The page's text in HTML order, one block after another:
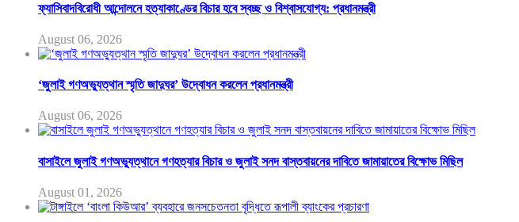
ফ্যাসিবাদবিরোধী আন্দোলনে হত্যাকাণ্ডের বিচার হবে স্বচ্ছ ও বিশ্বাসযোগ্য: প্রধানমন্ত্রী
August 06, 2026
‘জুলাই গণঅভ্যুত্থান স্মৃতি জাদুঘর’ উদ্বোধন করলেন প্রধানমন্ত্রী
August 06, 2026
বাসাইলে জুলাই গণঅভ্যুত্থানে গণহত্যার বিচার ও জুলাই সনদ বাস্তবায়নের দাবিতে জামায়াতের বিক্ষোভ মিছিল
August 01, 2026